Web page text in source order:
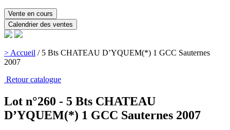
Vente en cours
Calendrier des ventes
> Accueil / 5 Bts CHATEAU D’YQUEM(*) 1 GCC Sauternes
2007
Retour catalogue
Lot n°260 - 5 Bts CHATEAU
D’YQUEM(*) 1 GCC Sauternes 2007